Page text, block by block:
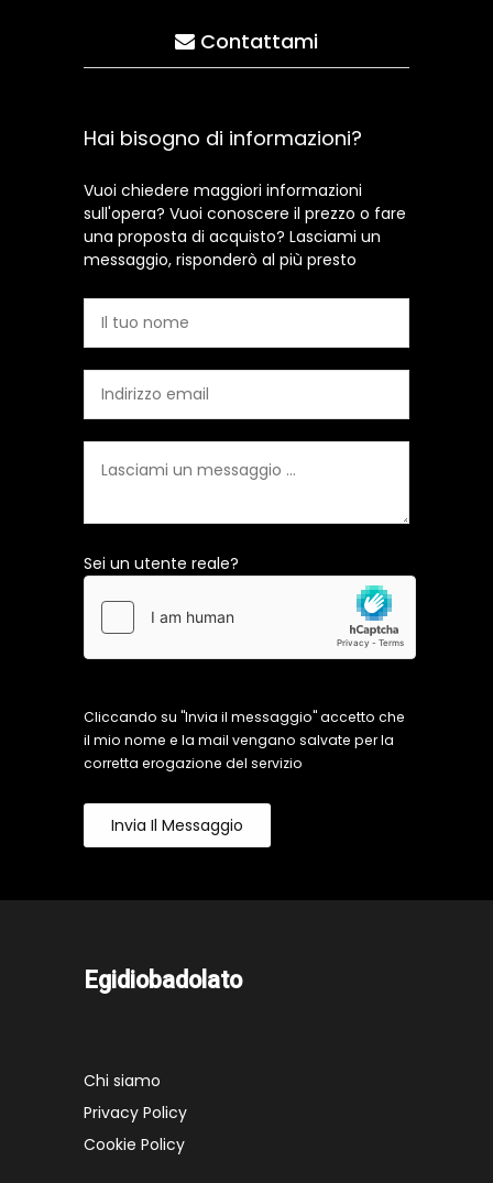
Contattami
Hai bisogno di informazioni?
Vuoi chiedere maggiori informazioni
sull'opera? Vuoi conoscere il prezzo o fare
una proposta di acquisto? Lasciami un
messaggio, risponderò al più presto
Sei un utente reale?
Cliccando su "Invia il messaggio" accetto che
il mio nome e la mail vengano salvate per la
corretta erogazione del servizio
Invia Il Messaggio
Egidiobadolato
Chi siamo
Privacy Policy
Cookie Policy